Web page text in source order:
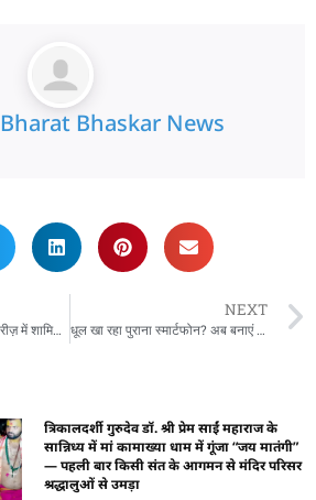
Bharat Bhaskar News
NITI-STATE वर्कशॉप सीरीज़ में शामिल हुए CM साय
NEXT
धूल खा रहा पुराना स्मार्टफोन? अब बनाएं CCTV, म्यूजिक प्लेयर और बच्चों का लर्निंग डिवाइस, जानिए कैसे
त्रिकालदर्शी गुरुदेव डॉ. श्री प्रेम साईं महाराज के
सान्निध्य में मां कामाख्या धाम में गूंजा “जय मातंगी”
— पहली बार किसी संत के आगमन से मंदिर परिसर
श्रद्धालुओं से उमड़ा